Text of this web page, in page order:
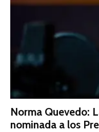
Norma Quevedo:
nominada a los